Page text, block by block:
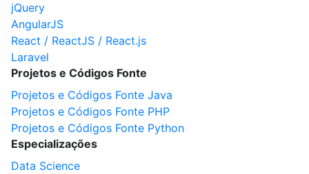
jQuery
AngularJS
React / ReactJS / React.js
Laravel
Projetos e Códigos Fonte
Projetos e Códigos Fonte Java
Projetos e Códigos Fonte PHP
Projetos e Códigos Fonte Python
Especializações
Data Science